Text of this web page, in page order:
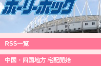
RSS一覧
中国・四国地方 宅配開始